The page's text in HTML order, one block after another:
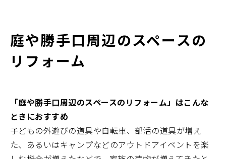
庭や勝手口周辺のスペースの
リフォーム
「庭や勝手口周辺のスペースのリフォーム」はこんな
ときにおすすめ
子どもの外遊びの道具や自転車、部活の道具が増え
た、あるいはキャンプなどのアウトドアイベントを楽